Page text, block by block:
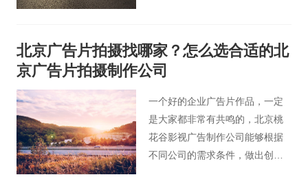
司具有拍摄的能力呢？下面北京
桃花谷影视广告公司就给各位介
绍一下。
北京广告片拍摄找哪家？怎么选合适的北
京广告片拍摄制作公司
一个好的企业广告片作品，一定
是大家都非常有共鸣的，北京桃
花谷影视广告制作公司能够根据
不同公司的需求条件，做出创意